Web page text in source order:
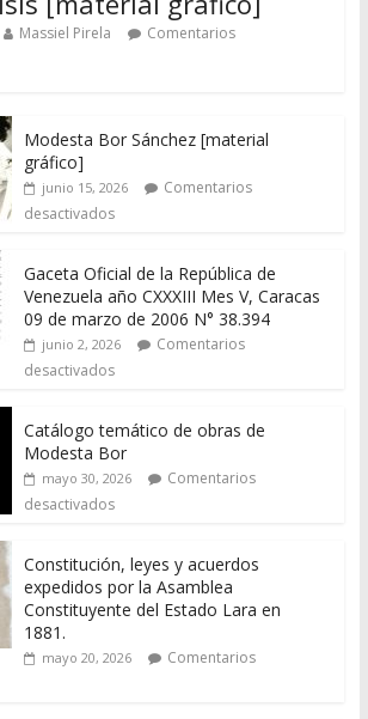
Massiel Pirela
Comentarios
Modesta Bor Sánchez [material
gráfico]
junio 15, 2026
Comentarios
desactivados
Gaceta Oficial de la República de
Venezuela año CXXXIII Mes V, Caracas
09 de marzo de 2006 N° 38.394
junio 2, 2026
Comentarios
desactivados
Catálogo temático de obras de
Modesta Bor
mayo 30, 2026
Comentarios
desactivados
Constitución, leyes y acuerdos
expedidos por la Asamblea
Constituyente del Estado Lara en
1881.
mayo 20, 2026
Comentarios